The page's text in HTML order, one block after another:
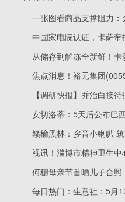
赣榆黑林：乡音小喇叭